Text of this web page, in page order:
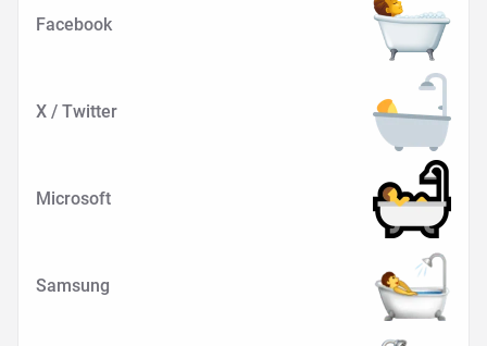
Facebook
X / Twitter
Microsoft
Samsung